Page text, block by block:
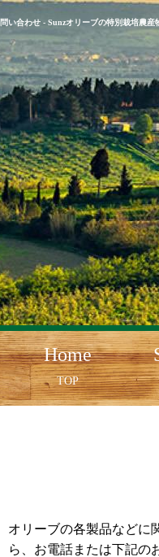
問い合わせ - Sunzオリーブの特別栽培農産
Home
TOP
オリーブの各製品などに
ら、お電話または下記の